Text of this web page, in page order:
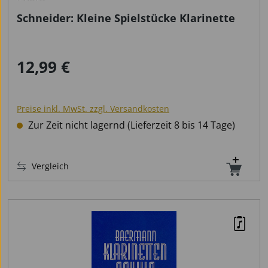
Schneider: Kleine Spielstücke Klarinette
Regulärer Preis:
12,99 €
Preise inkl. MwSt. zzgl. Versandkosten
Zur Zeit nicht lagernd (Lieferzeit 8 bis 14 Tage)
Vergleich